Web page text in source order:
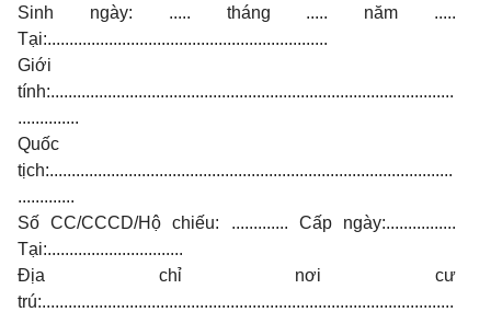
Sinh ngày: ..... tháng ..... năm .....
Tại:................................................................
Giới
tính:............................................................................................
..............
Quốc
tịch:............................................................................................
.............
Số CC/CCCD/Hộ chiếu: ............. Cấp ngày:................
Tại:...............................
Địa chỉ nơi cư
trú:..............................................................................................